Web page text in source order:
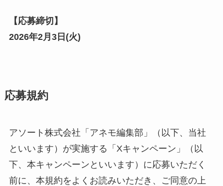
【応募締切】
2026年2月3日(火)
応募規約
アソート株式会社「アネモ編集部」（以下、当社
といいます）が実施する「Xキャンペーン」（以
下、本キャンペーンといいます）に応募いただく
前に、本規約をよくお読みいただき、ご同意の上